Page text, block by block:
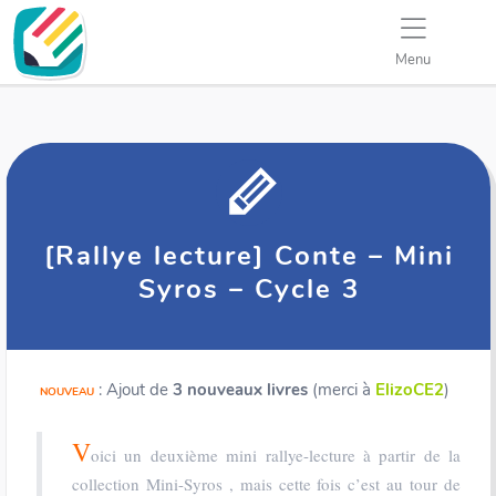
Menu
[Rallye lecture] Conte – Mini
Syros – Cycle 3
NOUVEAU : Ajout de 3 nouveaux livres (merci à ElizoCE2)
Voici un deuxième mini rallye-lecture à partir de la
collection Mini-Syros , mais cette fois c’est au tour de